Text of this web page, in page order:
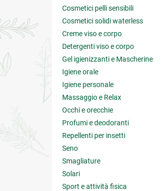
Cosmetici pelli sensibili
Cosmetici solidi waterless
Creme viso e corpo
Detergenti viso e corpo
Gel igienizzanti e Mascherine
Igiene orale
Igiene personale
Massaggio e Relax
Occhi e orecchie
Profumi e deodoranti
Repellenti per insetti
Seno
Smagliature
Solari
Sport e attività fisica